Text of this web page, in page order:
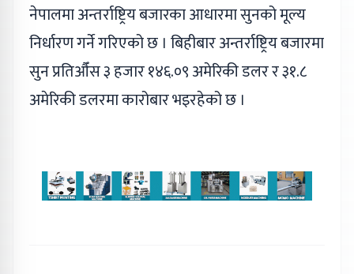
नेपालमा अन्तर्राष्ट्रिय बजारका आधारमा सुनको मूल्य
निर्धारण गर्ने गरिएको छ । बिहीबार अन्तर्राष्ट्रिय बजारमा
सुन प्रतिऔँस ३ हजार १४६.०९ अमेरिकी डलर र ३१.८
अमेरिकी डलरमा कारोबार भइरहेको छ ।